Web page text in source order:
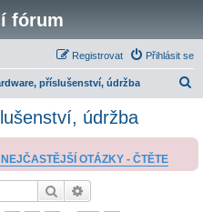
fórum
Přihlásit se
Registrovat
příslušenství, údržba
a
údržba
OTÁZKY - ČTĚTE
Hledat